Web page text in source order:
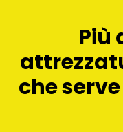
Più
che